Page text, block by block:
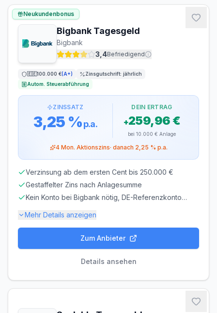
flexibel, täglich
kündbar
VERLÄNGERUNG
MINDESTEINLAGE
1 €
MAXIMALEINLAGE
ZINSGUTSCHRIFT
Bigbank Tagesgeld
Bigbank
3,4Befriedigend
🇪🇪100.000 €(A+) Zinsgutschrift: jährlich
Autom. Steuerabführung
ZINSSATZ
3,25 %p.a.
DEIN ERTRAG
+259,96 €
bei 10.000 € Anlage
4Mon. Aktionszins· danach 2,25 % p.a.
Neukundenbonus
Verzinsung ab dem ersten Cent bis 250.000 €
Gestaffelter Zins nach Anlagesumme
Kein Konto bei Bigbank nötig, DE-Referenzkonto
Mehr Details anzeigen
Einlagensicherung bis100.000 €
VERLÄNGERUNG
Zum Anbieter
Details ansehen